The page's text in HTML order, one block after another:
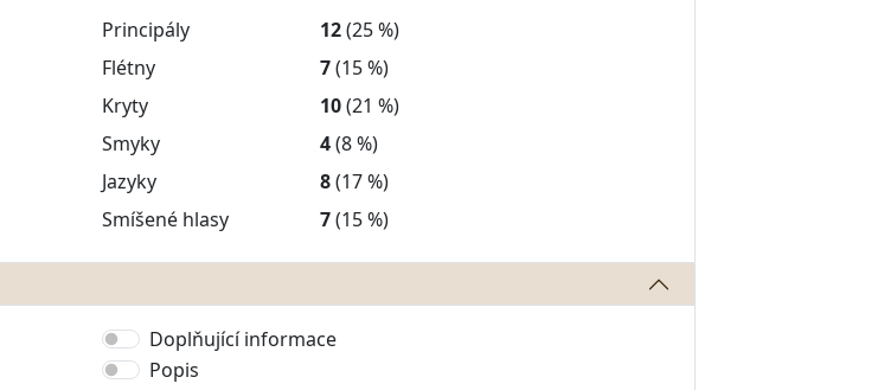
Principály 12(25 %)
Flétny
7(15 %)
Kryty
10(21 %)
Smyky
4(8 %)
Jazyky
8(17 %)
Smíšené hlasy
7(15 %)
Doplňující informace
Popis